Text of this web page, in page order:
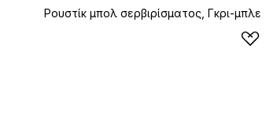
Ρουστίκ μπολ σερβιρίσματος, Γκρι-μπλε